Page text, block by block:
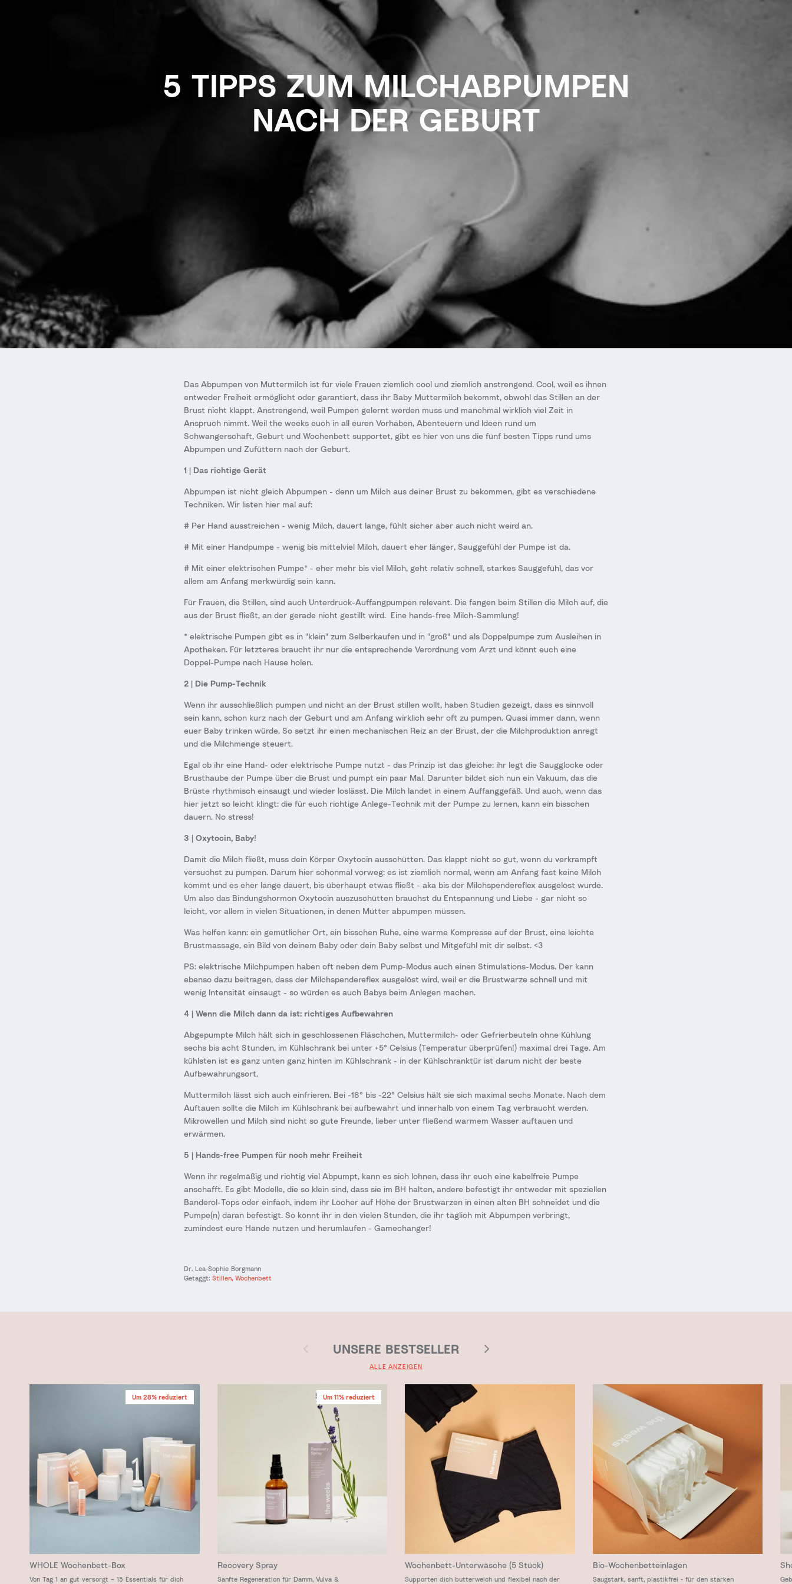
5 TIPPS ZUM MILCHABPUMPEN
NACH DER GEBURT
Das Abpumpen von Muttermilch ist für viele Frauen ziemlich cool und ziemlich anstrengend. Cool, weil es ihnen
entweder Freiheit ermöglicht oder garantiert, dass ihr Baby Muttermilch bekommt, obwohl das Stillen an der
Brust nicht klappt. Anstrengend, weil Pumpen gelernt werden muss und manchmal wirklich viel Zeit in
Anspruch nimmt. Weil the weeks euch in all euren Vorhaben, Abenteuern und Ideen rund um
Schwangerschaft, Geburt und Wochenbett supportet, gibt es hier von uns die fünf besten Tipps rund ums
Abpumpen und Zufüttern nach der Geburt.
1 | Das richtige Gerät
Abpumpen ist nicht gleich Abpumpen - denn um Milch aus deiner Brust zu bekommen, gibt es verschiedene
Techniken. Wir listen hier mal auf:
# Per Hand ausstreichen - wenig Milch, dauert lange, fühlt sicher aber auch nicht weird an.
# Mit einer Handpumpe - wenig bis mittelviel Milch, dauert eher länger, Sauggefühl der Pumpe ist da.
# Mit einer elektrischen Pumpe* - eher mehr bis viel Milch, geht relativ schnell, starkes Sauggefühl, das vor
allem am Anfang merkwürdig sein kann.
Für Frauen, die Stillen, sind auch Unterdruck-Auffangpumpen relevant. Die fangen beim Stillen die Milch auf, die
aus der Brust fließt, an der gerade nicht gestillt wird. Eine hands-free Milch-Sammlung!
* elektrische Pumpen gibt es in "klein" zum Selberkaufen und in "groß" und als Doppelpumpe zum Ausleihen in
Apotheken. Für letzteres braucht ihr nur die entsprechende Verordnung vom Arzt und könnt euch eine
Doppel-Pumpe nach Hause holen.
2 | Die Pump-Technik
Wenn ihr ausschließlich pumpen und nicht an der Brust stillen wollt, haben Studien gezeigt, dass es sinnvoll
sein kann, schon kurz nach der Geburt und am Anfang wirklich sehr oft zu pumpen. Quasi immer dann, wenn
euer Baby trinken würde. So setzt ihr einen mechanischen Reiz an der Brust, der die Milchproduktion anregt
und die Milchmenge steuert.
Egal ob ihr eine Hand- oder elektrische Pumpe nutzt - das Prinzip ist das gleiche: ihr legt die Saugglocke oder
Brusthaube der Pumpe über die Brust und pumpt ein paar Mal. Darunter bildet sich nun ein Vakuum, das die
Brüste rhythmisch einsaugt und wieder loslässt. Die Milch landet in einem Auffanggefäß. Und auch, wenn das
hier jetzt so leicht klingt: die für euch richtige Anlege-Technik mit der Pumpe zu lernen, kann ein bisschen
dauern. No stress!
3 | Oxytocin, Baby!
Damit die Milch fließt, muss dein Körper Oxytocin ausschütten. Das klappt nicht so gut, wenn du verkrampft
versuchst zu pumpen. Darum hier schonmal vorweg: es ist ziemlich normal, wenn am Anfang fast keine Milch
kommt und es eher lange dauert, bis überhaupt etwas fließt - aka bis der Milchspendereflex ausgelöst wurde.
Um also das Bindungshormon Oxytocin auszuschütten brauchst du Entspannung und Liebe - gar nicht so
leicht, vor allem in vielen Situationen, in denen Mütter abpumpen müssen.
Was helfen kann: ein gemütlicher Ort, ein bisschen Ruhe, eine warme Kompresse auf der Brust, eine leichte
Brustmassage, ein Bild von deinem Baby oder dein Baby selbst und Mitgefühl mit dir selbst. <3
PS: elektrische Milchpumpen haben oft neben dem Pump-Modus auch einen Stimulations-Modus. Der kann
ebenso dazu beitragen, dass der Milchspendereflex ausgelöst wird, weil er die Brustwarze schnell und mit
wenig Intensität einsaugt - so würden es auch Babys beim Anlegen machen.
4 | Wenn die Milch dann da ist: richtiges Aufbewahren
Abgepumpte Milch hält sich in geschlossenen Fläschchen, Muttermilch- oder Gefrierbeuteln ohne Kühlung
sechs bis acht Stunden, im Kühlschrank bei unter +5° Celsius (Temperatur überprüfen!) maximal drei Tage. Am
kühlsten ist es ganz unten ganz hinten im Kühlschrank - in der Kühlschranktür ist darum nicht der beste
Aufbewahrungsort.
Muttermilch lässt sich auch einfrieren. Bei -18° bis -22° Celsius hält sie sich maximal sechs Monate. Nach dem
Auftauen sollte die Milch im Kühlschrank bei aufbewahrt und innerhalb von einem Tag verbraucht werden.
Mikrowellen und Milch sind nicht so gute Freunde, lieber unter fließend warmem Wasser auftauen und
erwärmen.
5 | Hands-free Pumpen für noch mehr Freiheit
Wenn ihr regelmäßig und richtig viel Abpumpt, kann es sich lohnen, dass ihr euch eine kabelfreie Pumpe
anschafft. Es gibt Modelle, die so klein sind, dass sie im BH halten, andere befestigt ihr entweder mit speziellen
Banderol-Tops oder einfach, indem ihr Löcher auf Höhe der Brustwarzen in einen alten BH schneidet und die
Pumpe(n) daran befestigt. So könnt ihr in den vielen Stunden, die ihr täglich mit Abpumpen verbringt,
zumindest eure Hände nutzen und herumlaufen - Gamechanger!
Dr. Lea-Sophie Borgmann
Getaggt: Stillen Wochenbett
Vorherige UNSERE BESTSELLER Nächste
ALLE ANZEIGEN
Um 28% reduziert
WHOLE Wochenbett-Box
Von Tag 1 an gut versorgt – 15 Essentials für dich
Um 11% reduziert
Recovery Spray
Sanfte Regeneration für Damm, Vulva &
Wochenbett-Unterwäsche (5 Stück)
Supporten dich butterweich und flexibel nach der
Bio-Wochenbetteinlagen
Saugstark, sanft, plastikfrei - für den starken